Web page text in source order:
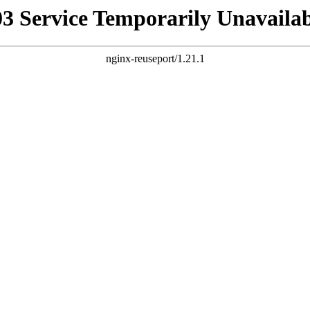
Service Temporarily
nginx-reuseport/1.21.1